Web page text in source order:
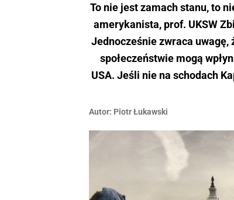
To nie jest zamach stanu, to
amerykanista, prof. UKSW
Jednocześnie zwraca
społeczeństwie mogą
USA. Jeśli nie na schodach
Autor: Piotr Łukawski